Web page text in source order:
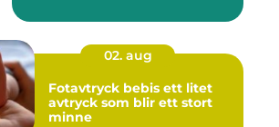
02. aug
Fotavtryck bebis ett litet
avtryck som blir ett stort
minne